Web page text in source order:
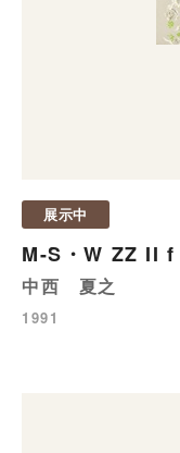
展示中
M-S・W ZZ II
中西 夏之
1991